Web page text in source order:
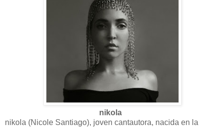
nikola
nikola (Nicole Santiago), joven cantautora, nacida en la